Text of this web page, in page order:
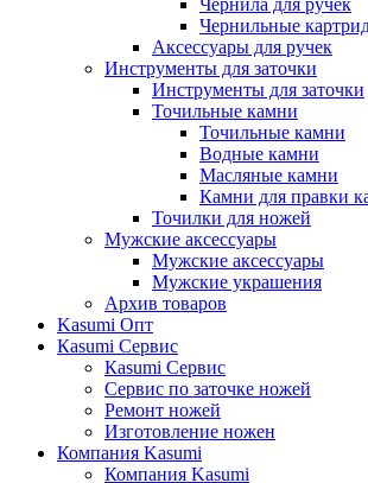
Чернильные
Аксессуары для ручек
Инструменты для заточки
Инструменты для заточки
Точильные камни
Точильные камни
Водные камни
Масляные камни
Камни для правки
Точилки для ножей
Мужские аксессуары
Мужские аксессуары
Мужские украшения
Архив товаров
Kasumi Опт
Кasumi Сервис
Кasumi Сервис
Сервис по заточке ножей
Ремонт ножей
Изготовление ножен
Компания Kasumi
Компания Kasumi